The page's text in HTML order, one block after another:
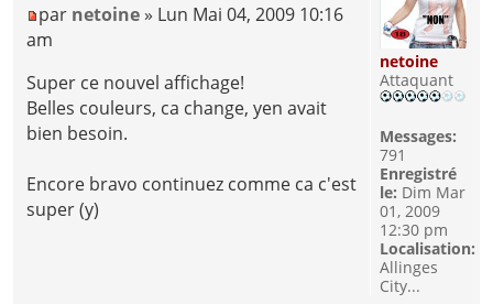
par netoine » Lun Mai 04, 2009 10:16
am
Super ce nouvel affichage!
Belles couleurs, ca change, yen avait
bien besoin.
Encore bravo continuez comme ca c'est
super (y)
netoine
Attaquant
Messages:
791
Enregistré
le: Dim Mar
01, 2009
12:30 pm
Localisation:
Allinges
City...